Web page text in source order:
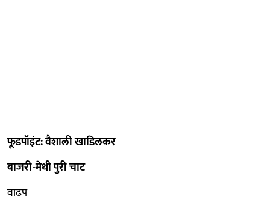
फूडपॉइंट: वैशाली खाडिलकर
बाजरी-मेथी पुरी चाट
वाढप